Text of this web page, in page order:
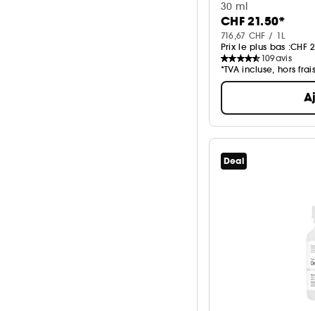
Sérum anti-
30 ml
CHF 21.50*
716,67 CHF / 1L
Prix le plus bas :CHF
109avis
*TVA incluse, hors
Deal